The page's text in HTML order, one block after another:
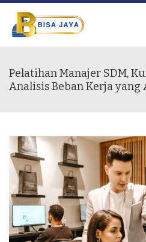
Pelatihan Manajer SDM,
Analisis Beban Kerja yang